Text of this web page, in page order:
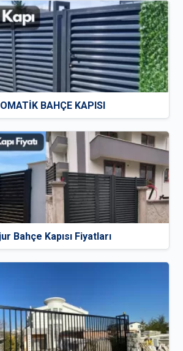
BAHÇE KAPISI
Bahçe Kapısı Fiyatları